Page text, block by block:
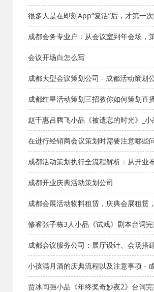
都活动公司网_策划网_方案网_文案网_
很多人是在即刻App“复活”后，才第一
星
成都会务专业户：从会议室到年会场，
目有爆点，执行有保障——专业会务团队
每场活动都高效出彩！
会议开场白怎么写
成都大型会议策划公司 - 成都活动策划
成都红星活动策划三招教你如何策划直
动策划公司
赵千惠吕腾飞小品《被遗忘的时光》_小
库_成都活动公司网_策划网_方案网_文案
在进行经销商会议策划时需要注意哪些
成都活动策划执行全流程解析：从开业
会，老牌公司是怎么干的
成都开业庆典活动策划公司
成都会展活动物料租赁，庆典会展租赁
租，舞台桁架搭建、会议沙发贵宾沙发
谈桌椅出租
修睿张子栋3人小品《试戏》剧本台词完
库_知识库_成都活动公司网_策划网_方
档网
成都会议服务公司：展厅设计、会场搭
桁架搭建、展台搭建
小孩满月酒的庆典流程以及注意事项 -
司
贾冰闫强小品《年终奖奇妙夜2》台词完